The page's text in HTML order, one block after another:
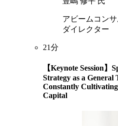
アビームコン
ダイレクター
21分
【Keynote Session】
Strategy as a
Constantly Cultivating
Capital